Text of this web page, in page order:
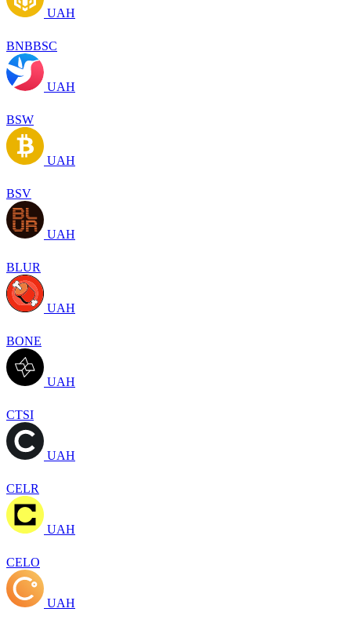
UAH
BNBBSC
UAH
BSW
UAH
BSV
UAH
BLUR
UAH
BONE
UAH
CTSI
UAH
CELR
UAH
CELO
UAH